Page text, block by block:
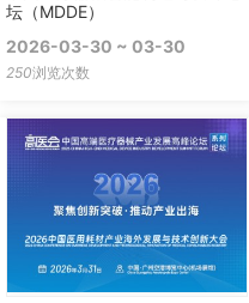
坛（MDDE）
2026-03-30 ~ 03-30
250浏览次数